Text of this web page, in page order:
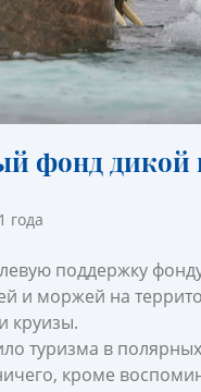
фонд дикой
года
поддержку
и моржей на
круизы.
туризма в
кроме